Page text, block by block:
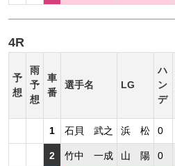
4R
予
想
雨
予
想
車
番
選手名 LG
ハ
ン
デ
1 石貝 武之 浜 松 0
2 竹中 一成 山 陽 0